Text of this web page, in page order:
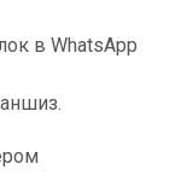
в WhatsApp